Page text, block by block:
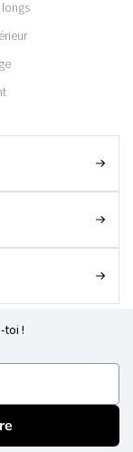
toi !